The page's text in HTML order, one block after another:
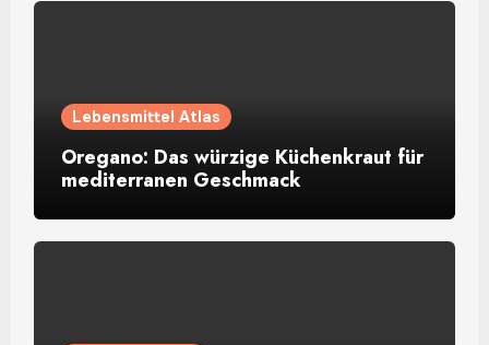
Lebensmittel Atlas
Oregano: Das würzige Küchenkraut für
mediterranen Geschmack